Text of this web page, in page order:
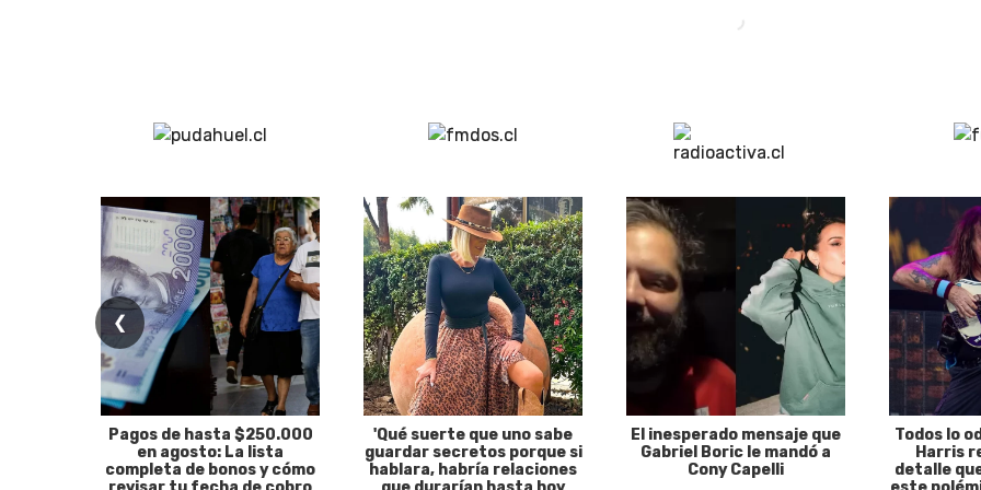
❮
Pagos de hasta $250.000
en agosto: La lista
completa de bonos y cómo
'Qué suerte que uno sabe
guardar secretos porque si
hablara, habría relaciones
El inesperado mensaje que
Gabriel Boric le mandó a
Cony Capelli
Todos lo
Harris
detalle